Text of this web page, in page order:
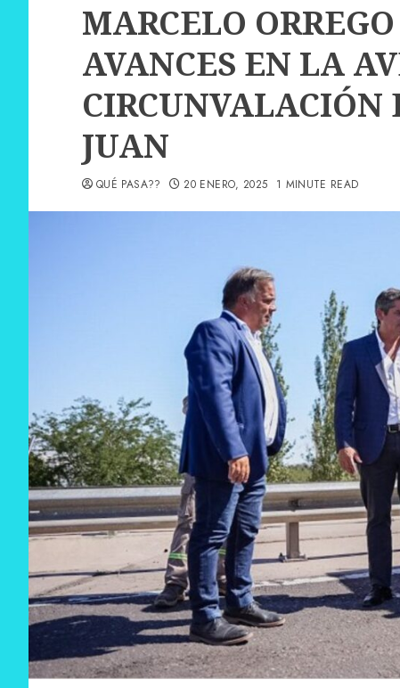
MARCELO
AVANCES EN LA
CIRCUNVALACIÓN
JUAN
QUÉ PASA?? 20 ENERO, 2025 1 MINUTE READ